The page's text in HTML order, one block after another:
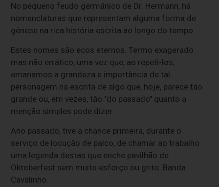
No pequeno feudo germânico de Dr. Hermann, há
nomenclaturas que representam alguma forma de
gênese na rica história escrita ao longo do tempo.
Estes nomes são ecos eternos. Termo exagerado
mas não errático, uma vez que, ao repeti-los,
emanamos a grandeza e importância de tal
personagem na escrita de algo que, hoje, parece tão
grande ou, em vezes, tão "do passado" quanto a
menção simples pode dizer.
Ano passado, tive a chance primeira, durante o
serviço de locução de palco, de chamar ao trabalho
uma legenda destas que enche pavilhão de
Oktoberfest sem muito esforço ou grito: Banda
Cavalinho.